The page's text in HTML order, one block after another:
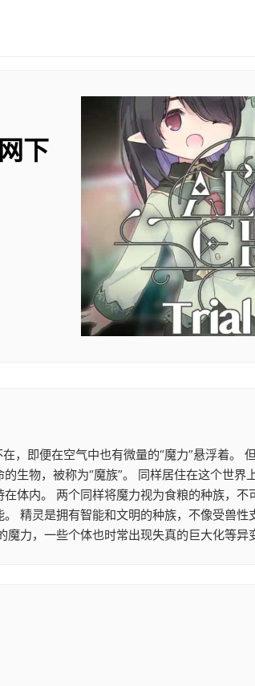
下
，即便在空气中也有微量的“魔力”悬浮着
生物，被称为“魔族”。 同样居住在这个世
体内。 两个同样将魔力视为食粮的种族，
精灵是拥有智能和文明的种族，不像受兽
力，一些个体也时常出现失真的巨大化等